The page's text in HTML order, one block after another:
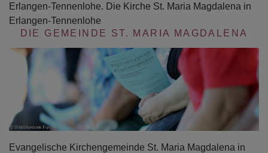
Erlangen-Tennenlohe. Die Kirche St. Maria Magdalena in
Erlangen-Tennenlohe
DIE GEMEINDE ST. MARIA MAGDALENA
Evangelische Kirchengemeinde St. Maria Magdalena in